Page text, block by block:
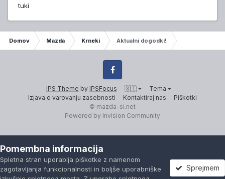
tuki
Domov Mazda Krneki Aktualni dogodki!
IPS Theme by IPSFocus 🇸🇮
Tema
Izjava o varovanju zasebnosti
Kontaktiraj nas Piškotki
Facebook
© mazda-si.net
Powered by Invision Community
Pomembna informacija
Spletna stran uporablja piškotke z namenom
zagotavljanja funkcionalnosti in boljše uporabniške
Sprejmem